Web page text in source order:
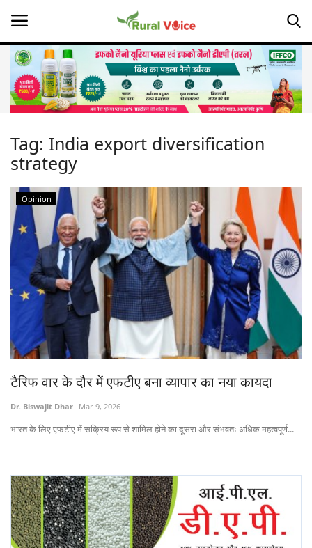
Home
About Us
Leadership Profiles
Opinion
Politics
Magazine
States
Agribusiness
Agritech
Cooperatives
International
Rural Dialogue
Tag: India export diversification
strategy
Opinion
टैरिफ वार के दौर में एफटीए बना व्यापार का नया कायदा
Dr. Biswajit Dhar Mar 9, 2026
भारत के लिए एफटीए में सक्रिय रूप से शामिल होने का दूसरा और संभवतः अधिक महत्वपूर्ण...